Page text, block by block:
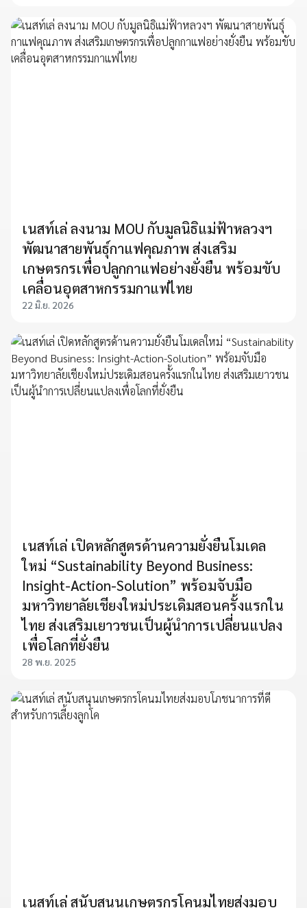
เนสท์เล่ ลงนาม MOU กับมูลนิธิแม่ฟ้าหลวงฯ
พัฒนาสายพันธุ์กาแฟคุณภาพ ส่งเสริม
เกษตรกรเพื่อปลูกกาแฟอย่างยั่งยืน พร้อมขับ
เคลื่อนอุตสาหกรรมกาแฟไทย
22 มิ.ย. 2026
เนสท์เล่ เปิดหลักสูตรด้านความยั่งยืนโมเดล
ใหม่ “Sustainability Beyond Business:
Insight-Action-Solution” พร้อมจับมือ
มหาวิทยาลัยเชียงใหม่ประเดิมสอนครั้งแรกใน
ไทย ส่งเสริมเยาวชนเป็นผู้นำการเปลี่ยนแปลง
เพื่อโลกที่ยั่งยืน
28 พ.ย. 2025
เนสท์เล่ สนับสนุนเกษตรกรโคนมไทยส่งมอบ